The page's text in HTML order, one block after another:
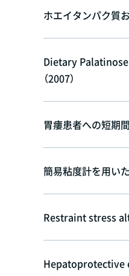
ホエイタンパク質
Dietary
（2007）
胃瘻患者への短期
簡易粘度計を用い
Restraint stress
Hepatoprotective